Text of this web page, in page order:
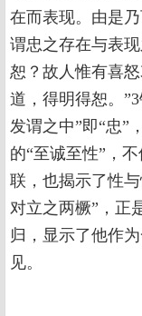
在而表现。由是
谓忠之存在与表
恕？故人惟有喜
道，得明得恕。
发谓之中”即“忠”
的“至诚至性”，
联，也揭示了性
对立之两橛”，正
归，显示了他作
见。